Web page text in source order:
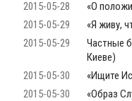
2015-05-28
«О
2015-05-29
«Я живу,
2015-05-29
Частные
Киеве)
2015-05-30
«Ищите
2015-05-30
«Образ